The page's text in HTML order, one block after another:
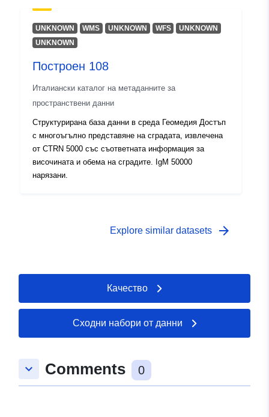
UNKNOWN WMS UNKNOWN WFS
UNKNOWN
UNKNOWN
Построен 108
Италиански каталог на метаданните за
пространствени данни
Структурирана база данни в среда Геомедия Достъп
с многоъгълно представяне на сградата, извлечена
от CTRN 5000 със съответната информация за
височината и обема на сградите. IgM 50000
нарязани.
Explore similar datasets arrow_forward
Качество
Сходни набори от данни
keyboard_arrow_down Comments 0